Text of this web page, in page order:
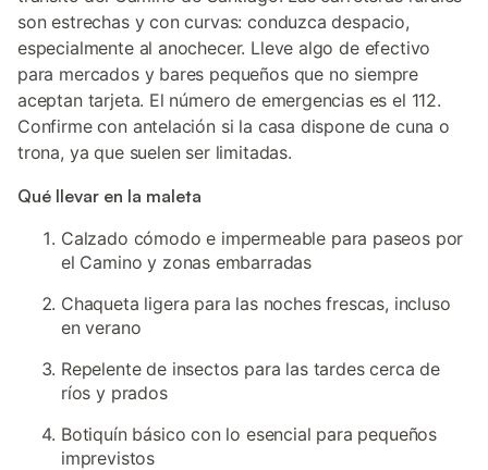
son estrechas y con curvas: conduzca despacio,
especialmente al anochecer. Lleve algo de efectivo
para mercados y bares pequeños que no siempre
aceptan tarjeta. El número de emergencias es el 112.
Confirme con antelación si la casa dispone de cuna o
trona, ya que suelen ser limitadas.
Qué llevar en la maleta
Calzado cómodo e impermeable para paseos por
el Camino y zonas embarradas
Chaqueta ligera para las noches frescas, incluso
en verano
Repelente de insectos para las tardes cerca de
ríos y prados
Botiquín básico con lo esencial para pequeños
imprevistos